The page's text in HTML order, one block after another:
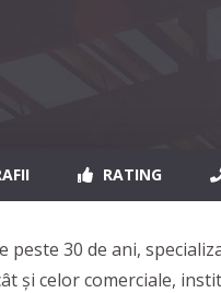
RATING
30 de ani,
și celor comerciale,